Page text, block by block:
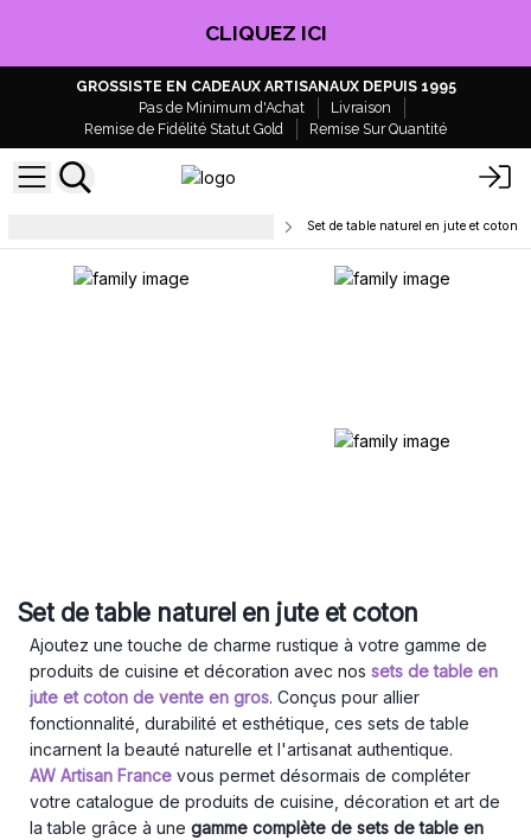
CLIQUEZ ICI
GROSSISTE EN CADEAUX ARTISANAUX DEPUIS 1995
Pas de Minimum d'Achat
Livraison
Remise de Fidélité Statut Gold
Remise Sur Quantité
Set de table naturel en jute et coton
Set de table naturel en jute et coton
Ajoutez une touche de charme rustique à votre gamme de
produits de cuisine et décoration avec nos sets de table en
jute et coton de vente en gros. Conçus pour allier
fonctionnalité, durabilité et esthétique, ces sets de table
incarnent la beauté naturelle et l'artisanat authentique.
AW Artisan France vous permet désormais de compléter
votre catalogue de produits de cuisine, décoration et art de
la table grâce à une gamme complète de sets de table en